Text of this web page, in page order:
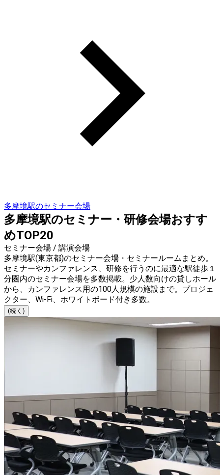
多摩境駅のセミナー会場
多摩境駅のセミナー・研修会場おすす
めTOP20
セミナー会場 / 講演会場
多摩境駅(東京都)のセミナー会場・セミナールームまとめ。
セミナーやカンファレンス、研修を行うのに最適な駅徒歩１
分圏内のセミナー会場を多数掲載。少人数向けの貸しホール
から、カンファレンス用の100人規模の施設まで。プロジェ
クター、Wi-Fi、ホワイトボード付き多数。
(続く)